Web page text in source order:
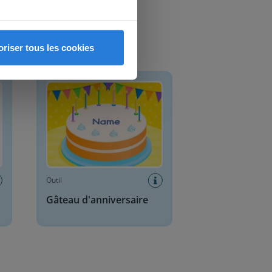
tous les cookies
Gâteau d'anniversaire
Outil
Gâteau d'anniversaire